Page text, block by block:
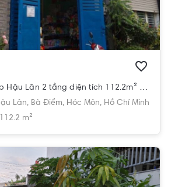
Nhà phố Đường Ấp Hậu Lân 2 tầng diện tích 112.2m² pháp lý sổ hồng.
Lân, Bà Điểm, Hóc Môn, Hồ Chí Minh
112.2 m²